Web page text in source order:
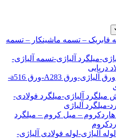
ورق-قیمت فولاد
– تسمه ماشینکار – تسمه
میلگرد آلیاژی-تسمه آلیاژی-
دریایی
ورق آلیاژی-فروش ورق آلیاژی-ورق A283-ورق a516-
میلگرد آلیاژی-میلگرد فولادی-
میلگرد آلیاژی
– میل کروم – میلگرد
آلیاژی-لوله فولادی آلیاژی-